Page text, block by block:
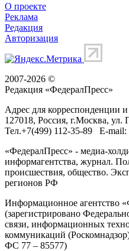
О проекте
Реклама
Редакция
Авторизация
2007-2026 ©
Редакция «ФедералПресс»
Адрес для корреспонденции и
127018, Россия, г.Москва, ул.
Тел.+7(499) 112-35-89 E-mail:
«ФедералПресс» - медиа-
информагентства, журнал.
происшествия, общество.
регионов РФ
Информационное агентство
(зарегистрировано
связи, информационных
коммуникаций
ФС 77 – 85577)